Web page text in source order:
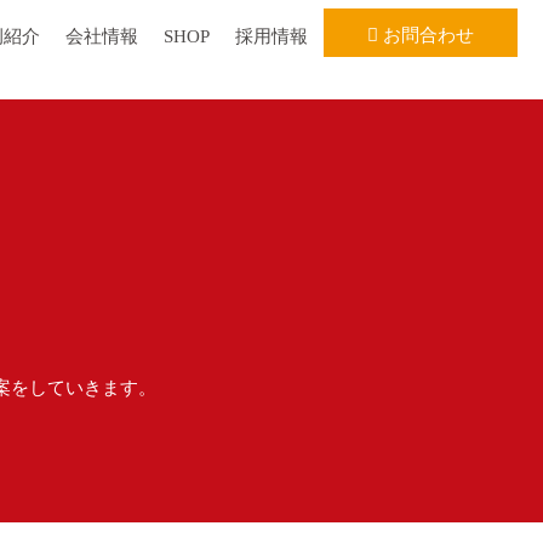
介 会社情報 SHOP 採用情報 お問合わせ
していきます。